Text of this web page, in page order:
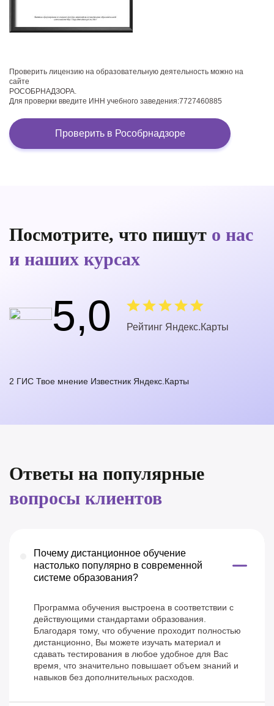
Проверить лицензию на образовательную деятельность можно на
сайте
РОСОБРНАДЗОРА.
Для проверки введите ИНН учебного заведения:7727460885
Проверить в Рособрнадзоре
Посмотрите, что пишут о нас
и наших курсах
5,0 Рейтинг Яндекс.Карты
2 ГИС Твое мнение Известник Яндекс.Карты
Ответы на популярные
вопросы клиентов
Почему дистанционное обучение
настолько популярно в современной
системе образования?
Программа обучения выстроена в соответствии с
действующими стандартами образования.
Благодаря тому, что обучение проходит полностью
дистанционно, Вы можете изучать материал и
сдавать тестирования в любое удобное для Вас
время, что значительно повышает объем знаний и
навыков без дополнительных расходов.